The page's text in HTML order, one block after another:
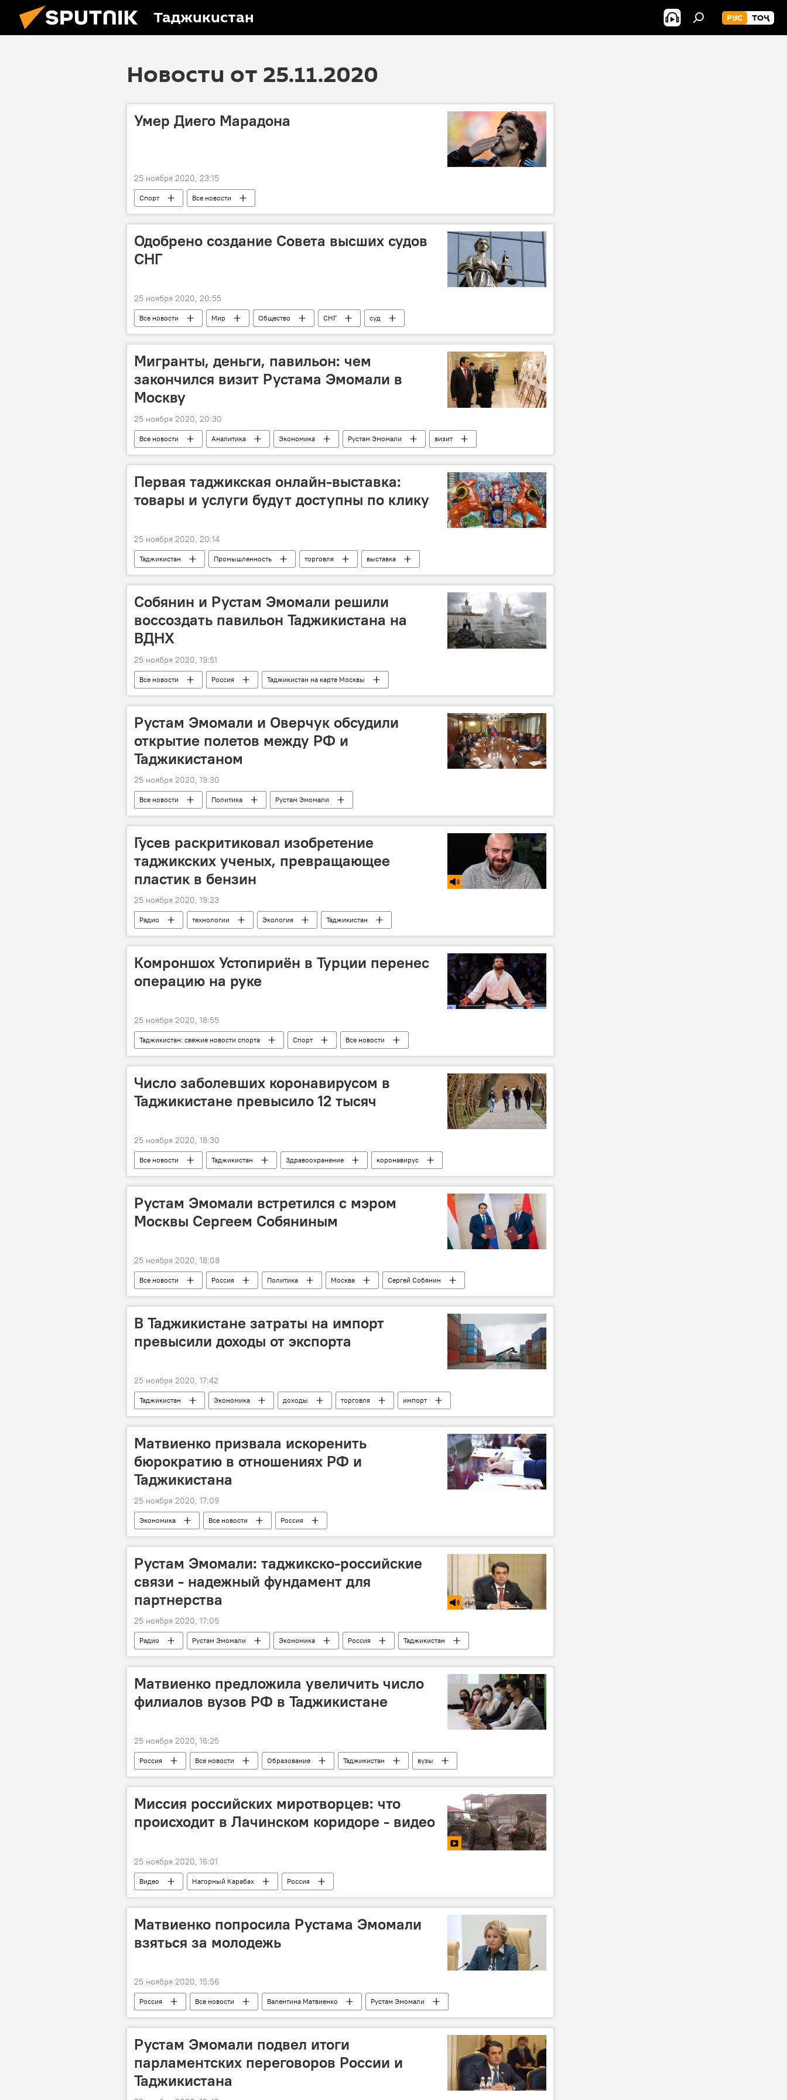
Таджикистан РУС ТОҶ
Новости от 25.11.2020
Умер Диего Марадона
25 ноября 2020, 23:15
Спорт Все новости
Одобрено создание Совета высших судов
СНГ
25 ноября 2020, 20:55
Все новости Мир Общество СНГ суд
Мигранты, деньги, павильон: чем
закончился визит Рустама Эмомали в
Москву
25 ноября 2020, 20:30
Все новости Аналитика Экономика Рустам Эмомали
визит
Москва
Совет Федерации РФ Валентина Матвиенко
Сергей Собянин
Первая таджикская онлайн-выставка:
товары и услуги будут доступны по клику
25 ноября 2020, 20:14
Таджикистан Промышленность торговля выставка
Собянин и Рустам Эмомали решили
воссоздать павильон Таджикистана на
ВДНХ
25 ноября 2020, 19:51
Все новости Россия
Таджикистан на карте Москвы
Мэр Душанбе и председатель парламента Рустам Эмомали
Таджикистан
Рустам Эмомали и Оверчук обсудили
открытие полетов между РФ и
Таджикистаном
25 ноября 2020, 19:30
Все новости Политика
Рустам Эмомали
Мэр Душанбе и председатель парламента Рустам Эмомали
Россия Таджикистан
Гусев раскритиковал изобретение
таджикских ученых, превращающее
пластик в бензин
25 ноября 2020, 19:23
Радио технологии Экология Таджикистан
Комроншох Устопириён в Турции перенес
операцию на руке
25 ноября 2020, 18:55
Таджикистан: свежие новости спорта Спорт
Все новости
Комроншо Устопириён
Число заболевших коронавирусом в
Таджикистане превысило 12 тысяч
25 ноября 2020, 18:30
Все новости Таджикистан Здравоохранение
коронавирус
Коронавирус в Таджикистане: последние новости
Рустам Эмомали встретился с мэром
Москвы Сергеем Собяниным
25 ноября 2020, 18:08
Все новости Россия Политика Москва
Сергей Собянин
Рустам Эмомали
Мэр Душанбе и председатель парламента Рустам Эмомали
В Таджикистане затраты на импорт
превысили доходы от экспорта
25 ноября 2020, 17:42
Таджикистан Экономика доходы торговля импорт
Матвиенко призвала искоренить
бюрократию в отношениях РФ и
Таджикистана
25 ноября 2020, 17:09
Экономика Все новости Россия
Рустам Эмомали: таджикско-российские
связи - надежный фундамент для
партнерства
25 ноября 2020, 17:05
Радио Рустам Эмомали Экономика Россия Таджикистан
Матвиенко предложила увеличить число
филиалов вузов РФ в Таджикистане
25 ноября 2020, 16:25
Россия Все новости Образование Таджикистан вузы
Миссия российских миротворцев: что
происходит в Лачинском коридоре - видео
25 ноября 2020, 16:01
Видео Нагорный Карабах Россия
Матвиенко попросила Рустама Эмомали
взяться за молодежь
25 ноября 2020, 15:56
Россия Все новости Валентина Матвиенко Рустам Эмомали
Рустам Эмомали подвел итоги
парламентских переговоров России и
Таджикистана